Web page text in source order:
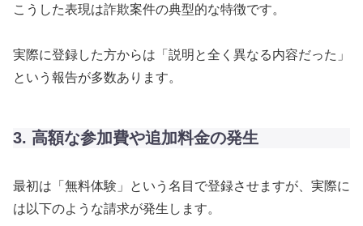
こうした表現は詐欺案件の典型的な特徴です。
実際に登録した方からは「説明と全く異なる内容だった」
という報告が多数あります。
3. 高額な参加費や追加料金の発生
最初は「無料体験」という名目で登録させますが、実際に
は以下のような請求が発生します。